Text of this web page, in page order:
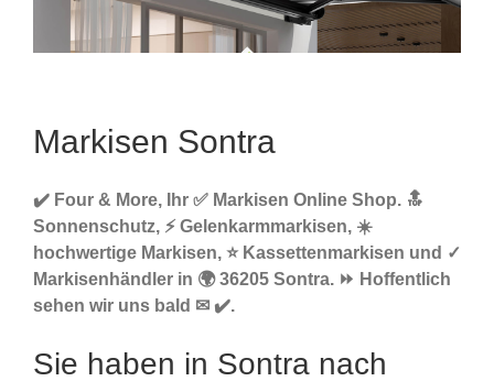
Markisen Sontra
✔️ Four & More, Ihr ✅ Markisen Online Shop. 🔝
Sonnenschutz, ⚡ Gelenkarmmarkisen, ☀️
hochwertige Markisen, ⭐ Kassettenmarkisen und ✓
Markisenhändler in 🌍 36205 Sontra. ⏩ Hoffentlich
sehen wir uns bald ✉ ✔️.
Sie haben in Sontra nach